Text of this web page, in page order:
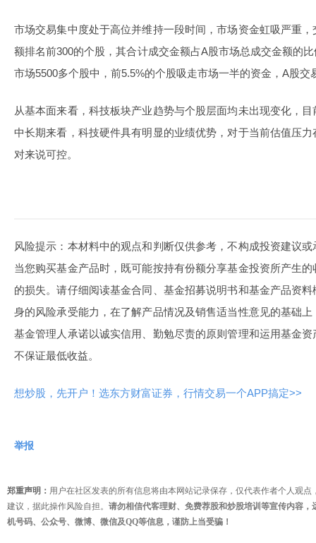
市场交易集中度处于高位并维持一段时间，市场资金虹吸严重
额排名前300的个股，其合计成交金额占A股市场总成交金额的
市场5500多个股中，前5.5%的个股吸走市场一半的资金，A股交
从基本面来看，科技板块产业趋势与个股层面均未出现变化，
中长期来看，科技硬件具有明显的业绩优势，对于当前估值压
对来说可控。
风险提示：本材料中的观点和判断仅供参考，不构成投资建议
当您购买基金产品时，既可能按持有份额分享基金投资所产生
的损失。请仔细阅读基金合同、基金招募说明书和基金产品资
身的风险承受能力，在了解产品情况及销售适当性意见的基础
基金管理人承诺以诚实信用、勤勉尽责的原则管理和运用基金
不保证最低收益。
想炒股，先开户！选东方财富证券，行情交易一个APP搞定>>
举报
郑重声明： 用户在社区发表的所有信息将由本网站记录保存，仅代表作者个人观
建议，据此操作风险自担。 请勿相信代客理财、免费荐股和炒股培训等宣传内容
机号码、公众号、微博、微信及QQ等信息，谨防上当受骗！